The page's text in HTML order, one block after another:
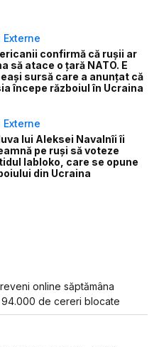
Externe
confirmă că rușii ar
să atace o țară NATO. E
sursă care a anunțat că
începe războiul în Ucraina
Externe
lui Aleksei Navalnîi îi
pe ruși să voteze
Iabloko, care se opune
din Ucraina
online săptămâna
de cereri blocate